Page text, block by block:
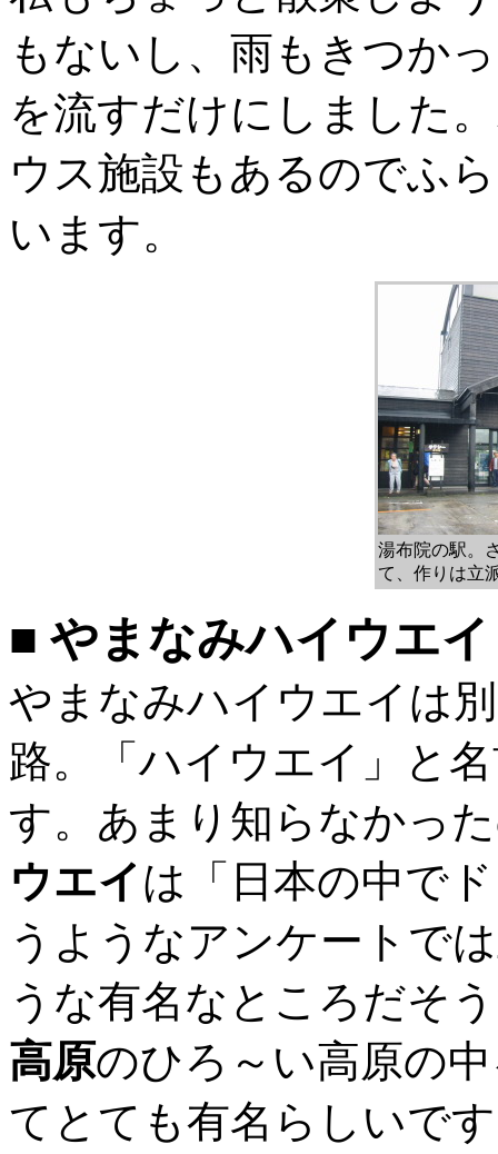
もないし、雨もきつか
を流すだけにしました
ウス施設もあるのでふ
います。
湯布院の駅。
て、作りは立
■ やまなみハイウエイ
やまなみハイウエイは
路。「ハイウエイ」と
す。あまり知らなかっ
ウエイは「日本の中で
うようなアンケートで
うな有名なところだそ
高原のひろ～い高原の
てとても有名らしいで